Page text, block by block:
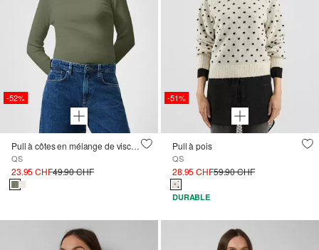
-52%
Pull à côtes en mélange de viscose
QS
23.95 CHF49.90 CHF
-51%
Pull à pois
QS
28.95 CHF59.90 CHF
DURABLE